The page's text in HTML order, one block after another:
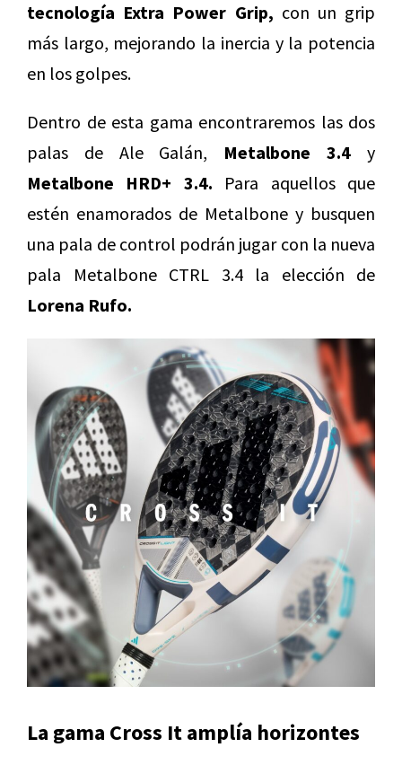
tecnología Extra Power Grip, con un grip
más largo, mejorando la inercia y la potencia
en los golpes.
Dentro de esta gama encontraremos las dos
palas de Ale Galán, Metalbone 3.4 y
Metalbone HRD+ 3.4. Para aquellos que
estén enamorados de Metalbone y busquen
una pala de control podrán jugar con la nueva
pala Metalbone CTRL 3.4 la elección de
Lorena Rufo.
La gama Cross It amplía horizontes